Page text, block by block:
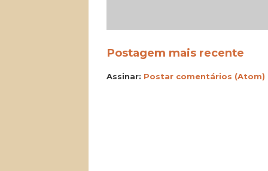
Postagem mais recente
Assinar: Postar comentários (Atom)